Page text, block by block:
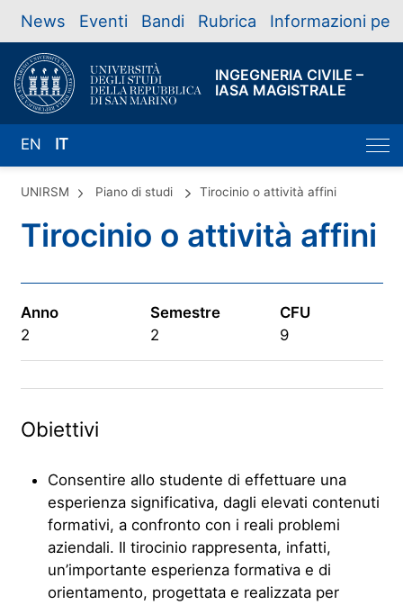
News Eventi Bandi Rubrica Informazioni per
INGEGNERIA CIVILE –
IASA MAGISTRALE
EN IT
UNIRSM Piano di studi Tirocinio o attività affini
Tirocinio o attività affini
Anno
2
Semestre
2
CFU
9
Obiettivi
Consentire allo studente di effettuare una
esperienza significativa, dagli elevati contenuti
formativi, a confronto con i reali problemi
aziendali. Il tirocinio rappresenta, infatti,
un’importante esperienza formativa e di
orientamento, progettata e realizzata per